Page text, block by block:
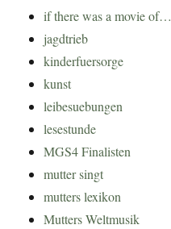
if there was a movie of…
jagdtrieb
kinderfuersorge
kunst
leibesuebungen
lesestunde
MGS4 Finalisten
mutter singt
mutters lexikon
Mutters Weltmusik